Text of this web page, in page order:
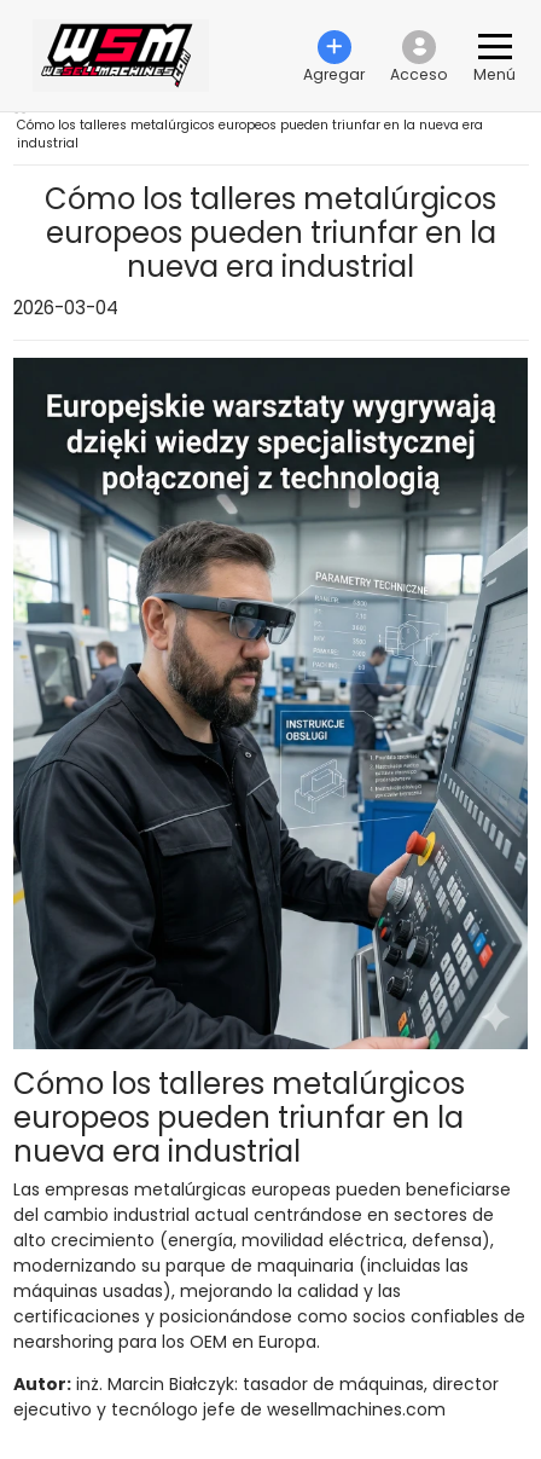
Agregar Acceso Menú
Cómo los talleres metalúrgicos europeos pueden triunfar en la nueva era
industrial
Cómo los talleres metalúrgicos
europeos pueden triunfar en la
nueva era industrial
2026-03-04
Cómo los talleres metalúrgicos
europeos pueden triunfar en la
nueva era industrial
Las empresas metalúrgicas europeas pueden beneficiarse
del cambio industrial actual centrándose en sectores de
alto crecimiento (energía, movilidad eléctrica, defensa),
modernizando su parque de maquinaria (incluidas las
máquinas usadas), mejorando la calidad y las
certificaciones y posicionándose como socios confiables de
nearshoring para los OEM en Europa.
Autor:inż. Marcin Białczyk: tasador de máquinas, director
ejecutivo y tecnólogo jefe de wesellmachines.com